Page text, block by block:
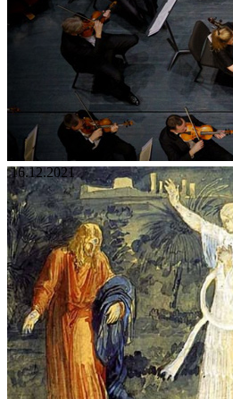
16.12.2021